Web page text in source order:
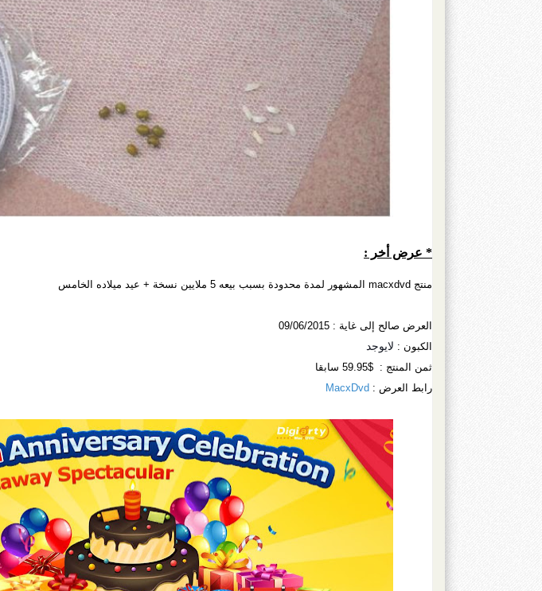
* عرض أخر :
منتج macxdvd المشهور لمدة محدودة بسبب بيعه 5 ملايين نسخة + عيد ميلاده الخامس
العرض صالح إلى غاية : 09/06/2015
الكبون : لايوجد
ثمن المنتج : $59.95 سابقا
رابط العرض : MacxDvd